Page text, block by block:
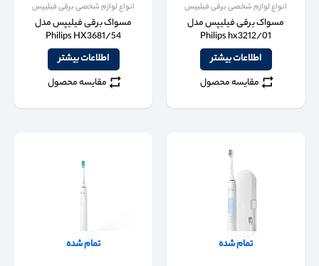
انواع لوازم شخصی برقی فیلیپس
مسواک برقی فیلیپس مدل
Philips hx3212/01
اطلاعات بیشتر
مقایسه محصول
انواع لوازم شخصی برقی فیلیپس
مسواک برقی فیلیپس مدل
Philips HX3681/54
اطلاعات بیشتر
مقایسه محصول
تمام شده تمام شده